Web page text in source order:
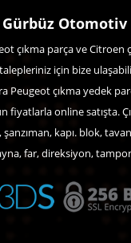
Gürbüz Otomotiv
çıkma parça ve Citroen
için bize
Peugeot çıkma yedek
fiyatlarla online satışta.
kapı. blok,
far, direksiyon,